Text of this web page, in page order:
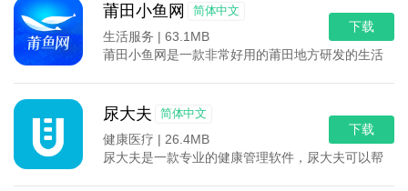
莆田小鱼网 简体中文
生活服务 | 63.1MB
莆田小鱼网是一款非常好用的莆田地方研发的生活服
下载
尿大夫 简体中文
健康医疗 | 26.4MB
尿大夫是一款专业的健康管理软件，尿大夫可以帮助
下载